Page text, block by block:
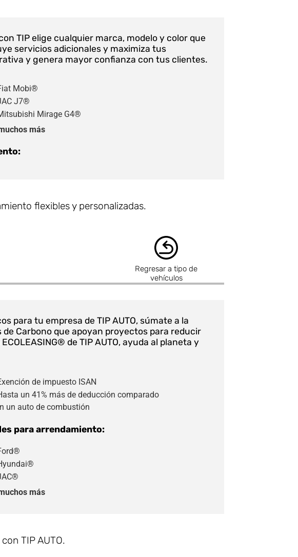
TIP elige cualquier marca, modelo y color que
servicios adicionales y maximiza tus
y genera mayor confianza con tus clientes.
Mobi®
J7®
Mirage G4®
más
flexibles y personalizadas.
Regresar a tipo de
vehículos
para tu empresa de TIP AUTO, súmate a la
Carbono que apoyan proyectos para reducir
de TIP AUTO, ayuda al planeta y
de impuesto ISAN
un 41% más de deducción comparado
un auto de combustión
para arrendamiento:
más
TIP AUTO.